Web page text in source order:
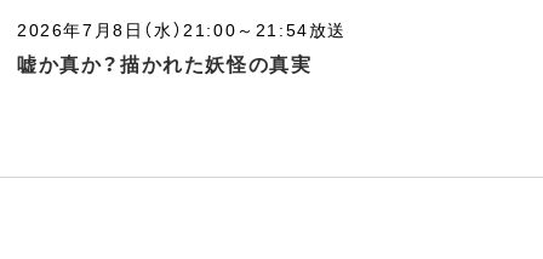
2026年7月8日（水）21:00～21:54放送
嘘か真か？描かれた妖怪の真実